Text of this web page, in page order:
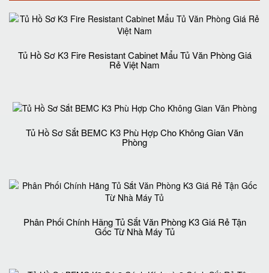
Tủ Hồ Sơ K3 Fire Resistant Cabinet Mẩu Tủ Văn Phòng Giá
Rẻ Việt Nam
Tủ Hồ Sơ Sắt BEMC K3 Phù Hợp Cho Không Gian Văn
Phòng
Phân Phối Chính Hãng Tủ Sắt Văn Phòng K3 Giá Rẻ Tận
Gốc Từ Nhà Máy Tủ